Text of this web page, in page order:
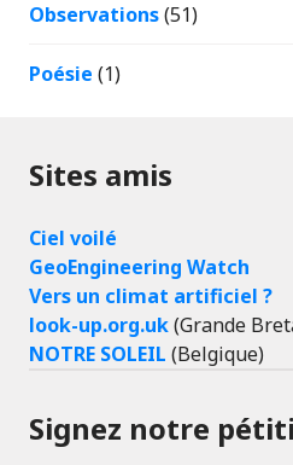
Observations(51)
Poésie (1)
Sites amis
Ciel voilé
GeoEngineering Watch
Vers un climat artificiel ?
look-up.org.uk(Grande
NOTRE SOLEIL (Belgique)
Signez notre